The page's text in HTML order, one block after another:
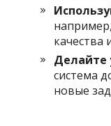
качества
Делайте
система
новые